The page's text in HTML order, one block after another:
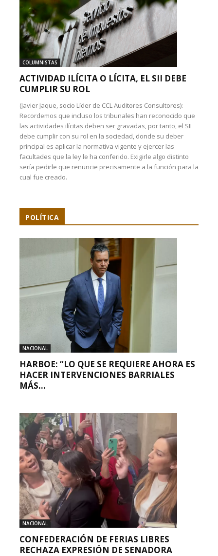
COLUMNISTAS
ACTIVIDAD ILÍCITA O LÍCITA, EL SII DEBE
CUMPLIR SU ROL
(Javier Jaque, socio Líder de CCL Auditores Consultores):
Recordemos que incluso los tribunales han reconocido que
las actividades ilícitas deben ser gravadas, por tanto, el SII
debe cumplir con su rol en la sociedad, donde su deber
principal es aplicar la normativa vigente y ejercer las
facultades que la ley le ha conferido. Exigirle algo distinto
sería pedirle que renuncie precisamente a la función para la
cual fue creado.
POLÍTICA
NACIONAL
HARBOE: “LO QUE SE REQUIERE AHORA ES
HACER INTERVENCIONES BARRIALES
MÁS...
NACIONAL
CONFEDERACIÓN DE FERIAS LIBRES
RECHAZA EXPRESIÓN DE SENADORA